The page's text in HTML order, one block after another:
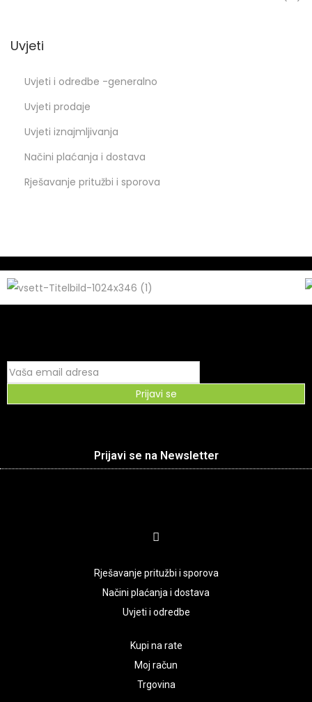
Uvjeti
Uvjeti i odredbe -generalno
Uvjeti prodaje
Uvjeti iznajmljivanja
Načini plaćanja i dostava
Rješavanje pritužbi i sporova
Prijavi se
Prijavi se na Newsletter
Rješavanje pritužbi i sporova
Načini plaćanja i dostava
Uvjeti i odredbe
Kupi na rate
Moj račun
Trgovina